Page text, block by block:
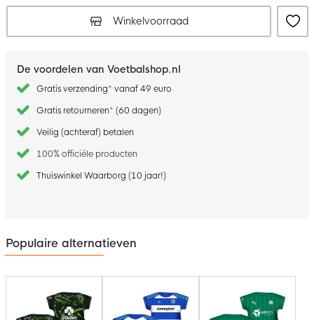
Winkelvoorraad
De voordelen van Voetbalshop.nl
Gratis verzending* vanaf 49 euro
Gratis retourneren* (60 dagen)
Veilig (achteraf) betalen
100% officiële producten
Thuiswinkel Waarborg (10 jaar!)
Populaire alternatieven